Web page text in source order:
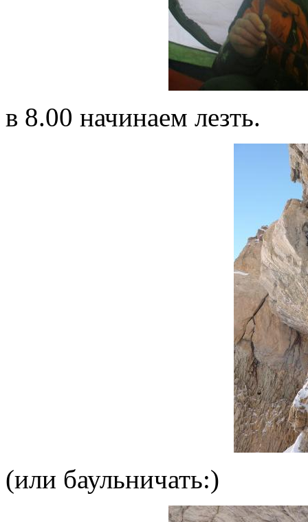
в 8.00 начинаем лезть.
(или баульничать:)